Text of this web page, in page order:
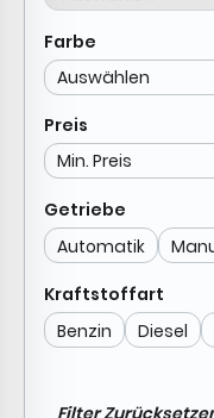
Farbe
Auswählen
Preis
Min. Preis
Getriebe
Automatik
Kraftstoffart
Benzin
Diesel
Filter